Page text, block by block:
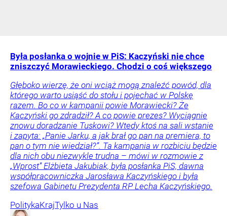
Była posłanka o wojnie w PiS: Kaczyński nie chce
zniszczyć Morawieckiego. Chodzi o coś większego
Głęboko wierzę, że oni wciąż mogą znaleźć powód, dla
którego warto usiąść do stołu i pojechać w Polskę
razem. Bo co w kampanii powie Morawiecki? Że
Kaczyński go zdradził? A co powie prezes? Wyciągnie
znowu doradzanie Tuskowi? Wtedy ktoś na sali wstanie
i zapyta: „Panie Jarku, a jak brał go pan na premiera, to
pan o tym nie wiedział?”. Ta kampania w rozbiciu będzie
dla nich obu niezwykle trudna – mówi w rozmowie z
„Wprost” Elżbieta Jakubiak, była posłanka PiS, dawna
współpracowniczka Jarosława Kaczyńskiego i była
szefowa Gabinetu Prezydenta RP Lecha Kaczyńskiego.
PolitykaKrajTylko u Nas